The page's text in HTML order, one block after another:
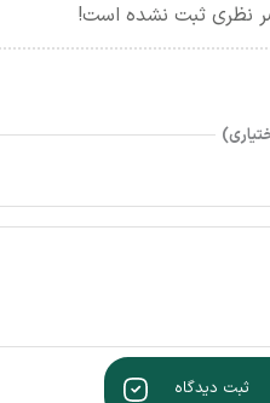
نظری ثبت نشده است!
ثبت دیدگاه